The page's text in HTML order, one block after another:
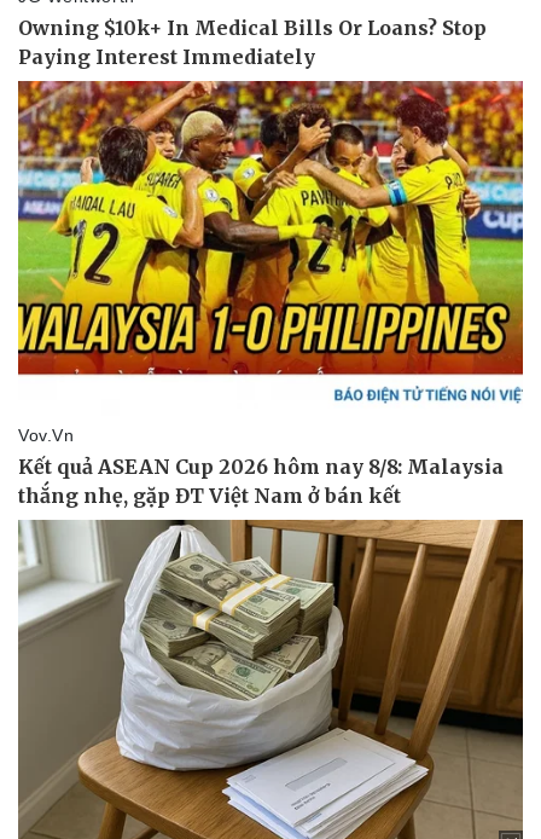
Du lịch
Tư vấn
Săn Tour
Podcast
Câu chuyện thời sự
Đọc truyện đêm khuya
Cửa sổ tình yêu
Kể chuyện cho bé
Hạt giống tâm hồn